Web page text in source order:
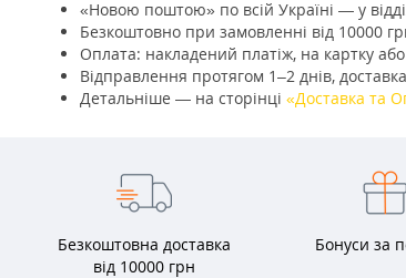
«Новою поштою» по всій Україні — у
Безкоштовно при замовленні від 10000
Оплата: накладений платіж, на картку
Відправлення протягом 1–2 днів,
Детальніше — на сторінці «Доставка та
Безкоштовна доставка
від 10000 грн
Бонуси за